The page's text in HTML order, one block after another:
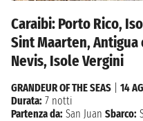
Caraibi: Porto Rico,
Sint Maarten, Antigua
Nevis, Isole Vergini
GRANDEUR OF THE SEAS
14
Durata: 7 notti
Partenza da: San Juan Sbarco: